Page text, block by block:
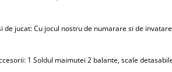
jucat: Cu jocul nostru de numarare si de
1 Soldul maimutei 2 balante, scale